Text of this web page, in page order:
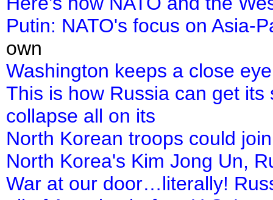
Putin: NATO's focus on Asia-
own
Washington keeps a close
This is how Russia can get
collapse all on its
North Korean troops could
North Korea's Kim Jong Un,
War at our door…literally!